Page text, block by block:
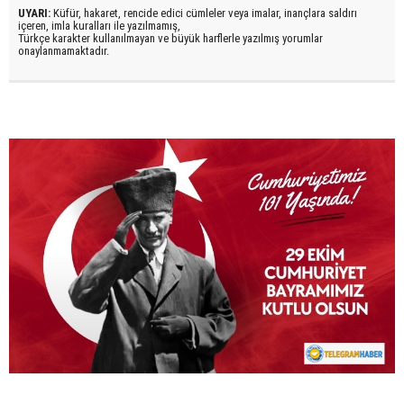
UYARI: Küfür, hakaret, rencide edici cümleler veya imalar, inançlara saldırı
içeren, imla kuralları ile yazılmamış,
Türkçe karakter kullanılmayan ve büyük harflerle yazılmış yorumlar
onaylanmamaktadır.